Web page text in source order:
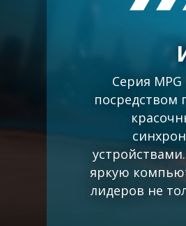
Серия
посредством
яркую
лидеров не